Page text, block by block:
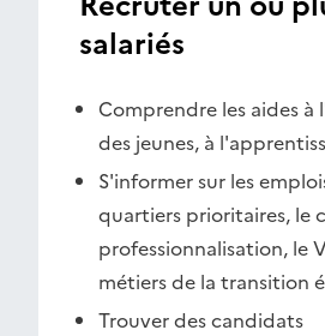
salariés
Comprendre les aides à
des jeunes, à
S'informer sur les
quartiers prioritaires, le
professionnalisation, le
métiers de la transition
Trouver des candidats